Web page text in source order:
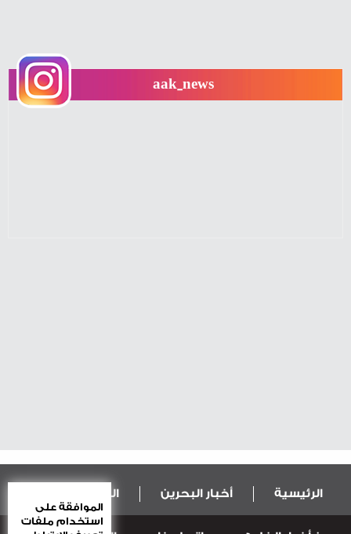
aak_news
الرئيسية أخبار البحرين المال و الاقتصاد
الموافقة على
استخدام ملفات